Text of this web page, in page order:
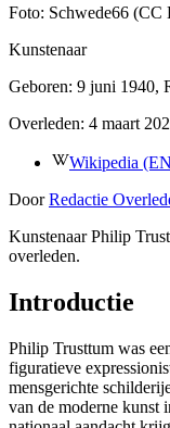
Foto: Schwede66 (CC
Kunstenaar
Geboren: 9 juni 1940,
Overleden: 4 maart
Wikipedia
Door Redactie
Kunstenaar Philip
overleden.
Introductie
Philip Trusttum was
figuratieve
mensgerichte
van de moderne kunst